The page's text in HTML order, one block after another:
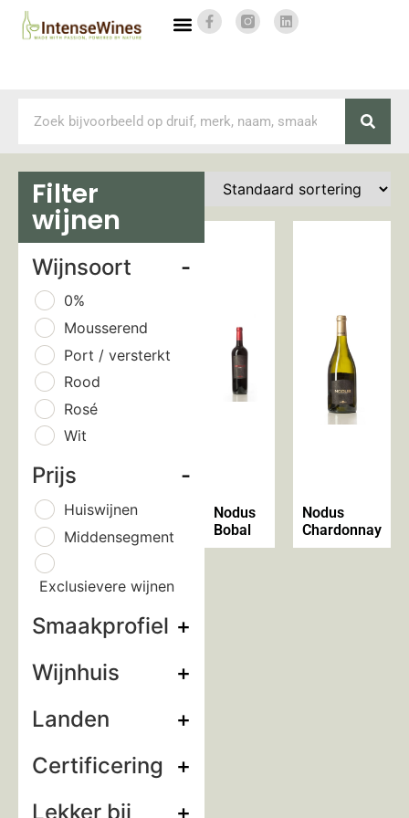
Filter
wijnen
Wijnsoort -
0%
Mousserend
Port / versterkt
Rood
Rosé
Wit
Prijs -
Huiswijnen
Middensegment
Exclusievere wijnen
Smaakprofiel +
Wijnhuis
+
Landen
+
Certificering
+
Lekker bij
+
Nodus
Bobal
Nodus
Chardonnay